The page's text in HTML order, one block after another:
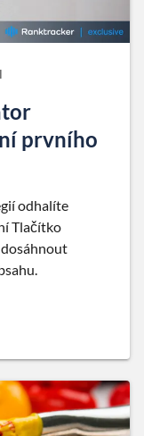
prvního
odhalíte
Tlačítko
dosáhnout